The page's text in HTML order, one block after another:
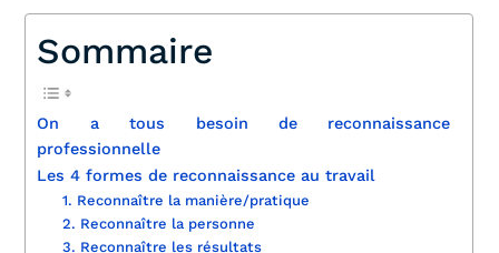
Sommaire
On a tous besoin de reconnaissance
professionnelle
Les 4 formes de reconnaissance au travail
1. Reconnaître la manière/pratique
2. Reconnaître la personne
3. Reconnaître les résultats